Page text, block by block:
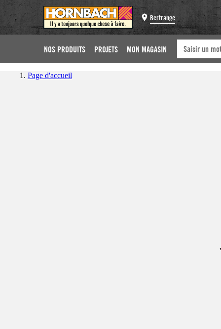
Bertrange
NOS PRODUITS PROJETS MON MAGASIN
Page d'accueil